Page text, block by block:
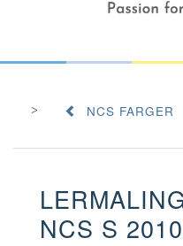
NCS FARGER
NCS S